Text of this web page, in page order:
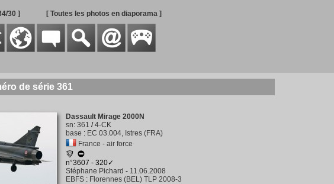
30 ] [ Toutes les photos en diaporama ]
de série 361
Dassault Mirage 2000N
sn: 361 /4-CK
base : EC 03.004, Istres (FRA)
France - air force
n°3607 - 320✓
Stéphane Pichard - 11.06.2008
EBFS : Florennes (BEL) TLP 2008-3